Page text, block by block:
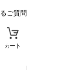
ご質問
カート